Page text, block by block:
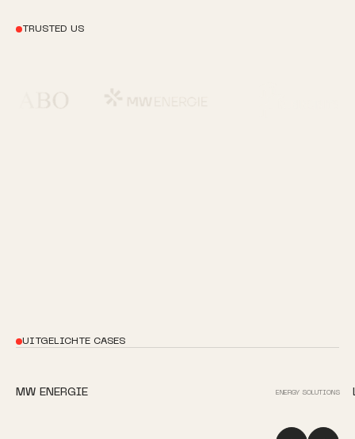
TRUSTED US
UITGELICHTE CASES
MW ENERGIE ENERGY SOLUTIONS